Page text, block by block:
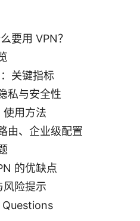
要用 VPN？
关键指标
私与安全性
使用方法
由、企业级配置
的优缺点
风险提示